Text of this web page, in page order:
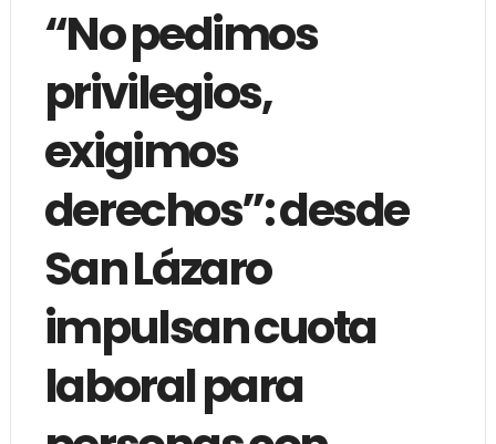
“No pedimos
privilegios,
exigimos
derechos”: desde
San Lázaro
impulsan cuota
laboral para